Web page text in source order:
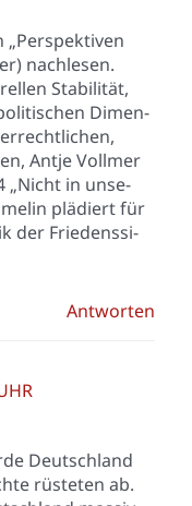
„Per­spek­ti­ven
nach­le­sen.
Sta­bi­li­tät,
Dimen­
Ant­je Voll­mer
„Nicht in unse­
plä­diert für
der Frie­dens­si­
Antworten
Deutsch­land
rüs­te­ten ab.